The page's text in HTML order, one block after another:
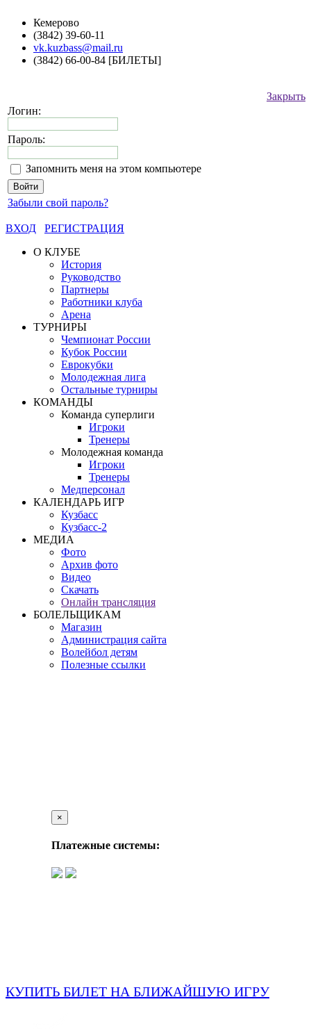
Кемерово
(3842) 39-60-11
vk.kuzbass@mail.ru
(3842) 66-00-84 [БИЛЕТЫ]
Закрыть
Логин:
Пароль:
Запомнить меня на этом компьютере
Забыли свой пароль?
ВХОД
РЕГИСТРАЦИЯ
О КЛУБЕ
История
Руководство
Партнеры
Работники клуба
Арена
ТУРНИРЫ
Чемпионат России
Кубок России
Еврокубки
Молодежная лига
Остальные турниры
КОМАНДЫ
Команда суперлиги
Игроки
Тренеры
Молодежная команда
Игроки
Тренеры
Медперсонал
КАЛЕНДАРЬ ИГР
Кузбасс
Кузбасс-2
МЕДИА
Фото
Архив фото
Видео
Скачать
Онлайн трансляция
БОЛЕЛЬЩИКАМ
Магазин
Администрация сайта
Волейбол детям
Полезные ссылки
×
Платежные системы:
КУПИТЬ БИЛЕТ НА БЛИЖАЙШУЮ ИГРУ